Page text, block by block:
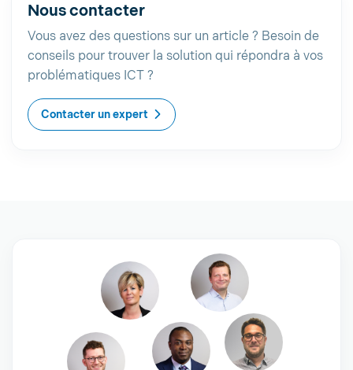
Nous contacter
Vous avez des questions sur un article ? Besoin de
conseils pour trouver la solution qui répondra à vos
problématiques ICT ?
Contacter un expert